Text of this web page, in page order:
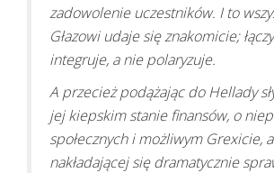
zadowolenie uczestników. I to
Głazowi udaje się znakomicie;
integruje, a nie polaryzuje.
A przecież podążając do Hellady
jej kiepskim stanie finansów, o
społecznych i możliwym Grexicie,
nakładającej się dramatycznie